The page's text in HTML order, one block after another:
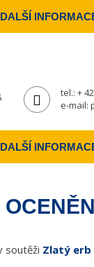
DALŠÍ
tel.: +
e-mail:
DALŠÍ
soutěži Zlatý erb